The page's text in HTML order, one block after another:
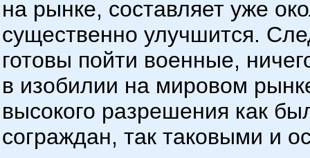
на рынке, составляет уже
существенно улучшится.
готовы пойти военные,
в изобилии на мировом
высокого разрешения как
сограждан, так таковыми и